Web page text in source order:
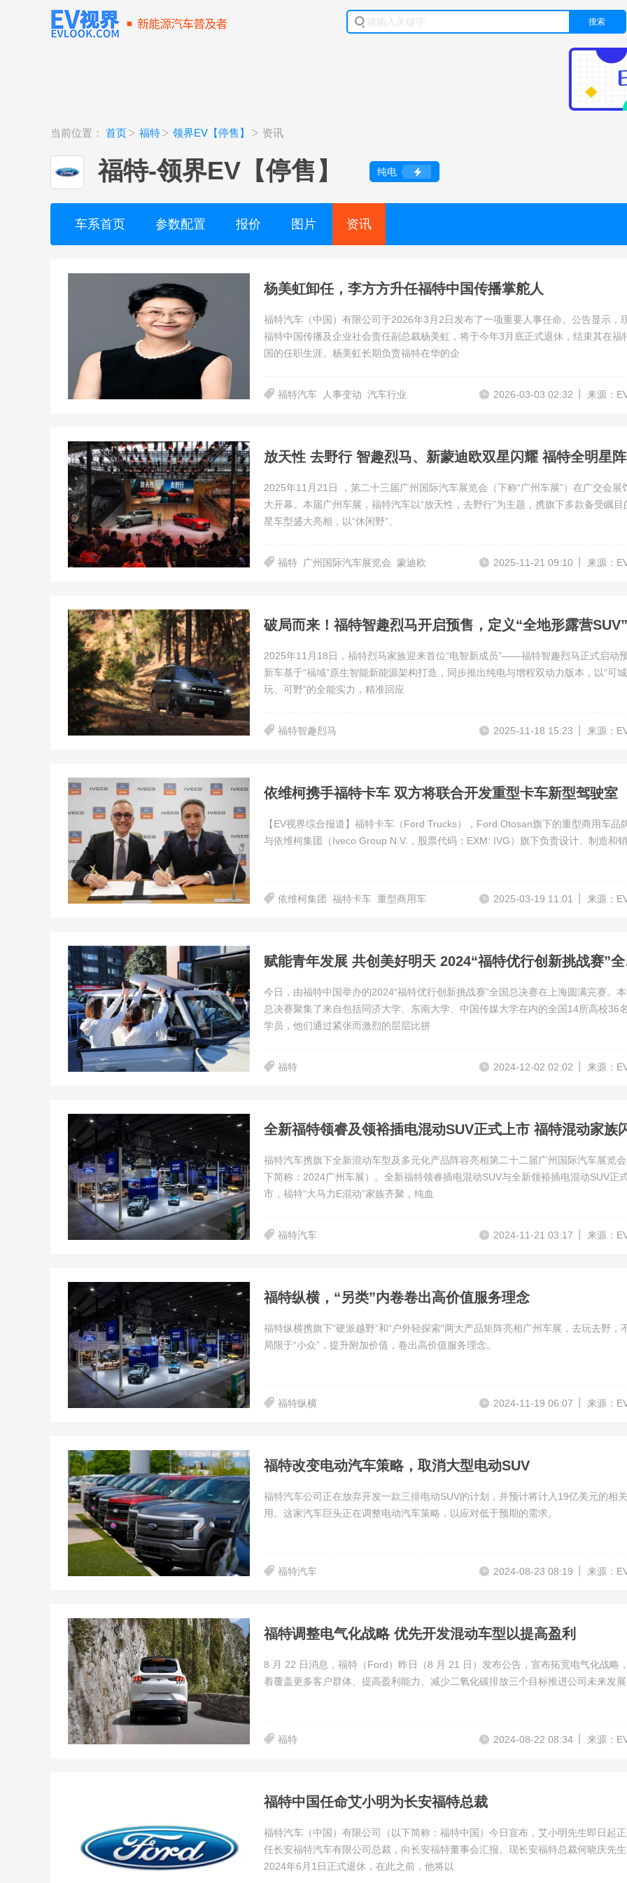
搜索
当前位置： 首页 福特 领界EV【停售】 资讯
福特-领界EV【停售】 纯电
车系首页 参数配置 报价 图片 资讯
杨美虹卸任，李方方升任福特中国传播掌舵人
福特汽车（中国）有限公司于2026年3月2日发布了一项重要人事任命。公告显示，
福特中国传播及企业社会责任副总裁杨美虹，将于今年3月底正式退休，结束其在福
国的任职生涯。杨美虹长期负责福特在华的企
福特汽车 人事变动 汽车行业 来源：
2026-03-03 02:32
放
2025年11月21日 ，第二十三届广州国际汽车展览会（下称“广州车展”）在广交会展
大开幕。本届广州车展，福特汽车以“放天性，去野行”为主题，携旗下多款备受瞩目
星车型盛大亮相，以“休闲野”、
福特 广州国际汽车展览会 蒙迪欧 来源：
2025-11-21 09:10
2025年11月18日，福特烈马家族迎来首位“电智新成员”——福特智趣烈马正式启动预
新车基于“福域”原生智能新能源架构打造，同步推出纯电与增程双动力版本，以“可
玩、可野”的全能实力，精准回应
福特智趣烈马 来源：
2025-11-18 15:23
依维柯携手福特卡车 双方将联合开发重型卡车新型驾驶室
【EV视界综合报道】福特卡车（Ford Trucks），Ford Otosan旗下的重型商用车品
与依维柯集团（Iveco Group N.V.，股票代码：EXM: IVG）旗下负责设计、制造和
依维柯集团 福特卡车 重型商用车 来源：
2025-03-19 11:01
赋能青
今日，由福特中国举办的2024“福特优行创新挑战赛”全国总决赛在上海圆满完赛。
总决赛聚集了来自包括同济大学、东南大学、中国传媒大学在内的全国14所高校36
学员，他们通过紧张而激烈的层层比拼
福特 来源：
2024-12-02 02:02
福特汽车携旗下全新混动车型及多元化产品阵容亮相第二十二届广州国际汽车展览会
下简称：2024广州车展）。全新福特领睿插电混动SUV与全新领裕插电混动SUV正
市，福特“大马力E混动”家族齐聚，纯血
福特汽车 来源：
2024-11-21 03:17
福特纵横，“另类”内卷卷出高价值服务理念
福特纵横携旗下“硬派越野”和“户外轻探索”两大产品矩阵亮相广州车展，去玩去野，
局限于“小众”，提升附加价值，卷出高价值服务理念。
福特纵横 来源：
2024-11-19 06:07
福特改变电动汽车策略，取消大型电动SUV
福特汽车公司正在放弃开发一款三排电动SUV的计划，并预计将计入19亿美元的相
用。这家汽车巨头正在调整电动汽车策略，以应对低于预期的需求。
福特汽车 来源：
2024-08-23 08:19
福特调整电气化战略 优先开发混动车型以提高盈利
8 月 22 日消息，福特（Ford）昨日（8 月 21 日）发布公告，宣布拓宽电气化战略
着覆盖更多客户群体、提高盈利能力、减少二氧化碳排放三个目标推进公司未来发展
福特 来源：
2024-08-22 08:34
福特中国任命艾小明为长安福特总裁
福特汽车（中国）有限公司（以下简称：福特中国）今日宣布，艾小明先生即日起正
任长安福特汽车有限公司总裁，向长安福特董事会汇报。现长安福特总裁何晓庆先
2024年6月1日正式退休，在此之前，他将以